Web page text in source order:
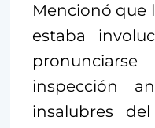
Mencionó que
estaba
inspección
insalubres